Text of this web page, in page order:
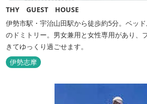
THY GUEST HOUSE
伊勢市駅・宇治山田駅から徒歩約5分。ベッ
のドミトリー。男女兼用と女性専用があり、
きてゆっくり過ごせます。
伊勢志摩